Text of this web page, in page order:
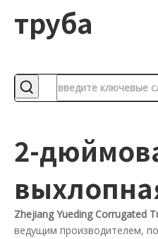
труба
2-
Zhejiang Yueding Corrugated
ведущим производителем,